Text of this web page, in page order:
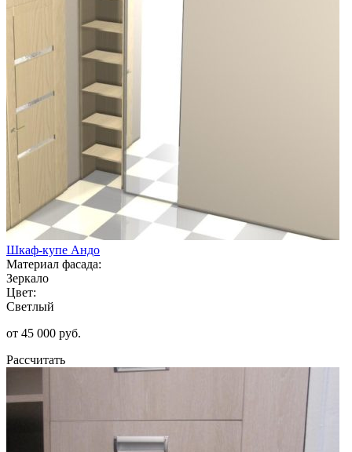
Шкаф-купе Андо
Материал фасада:
Зеркало
Цвет:
Светлый
от 45 000 руб.
Рассчитать